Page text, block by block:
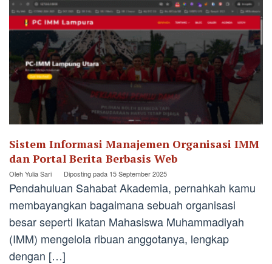
Sistem Informasi Manajemen Organisasi IMM
dan Portal Berita Berbasis Web
OlehYulia Sari Diposting pada 15 September 2025
Pendahuluan Sahabat Akademia, pernahkah kamu
membayangkan bagaimana sebuah organisasi
besar seperti Ikatan Mahasiswa Muhammadiyah
(IMM) mengelola ribuan anggotanya, lengkap
dengan […]